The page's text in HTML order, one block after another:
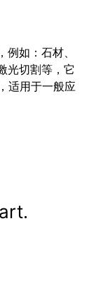
如：石材、
光切割等，它
适用于一般应